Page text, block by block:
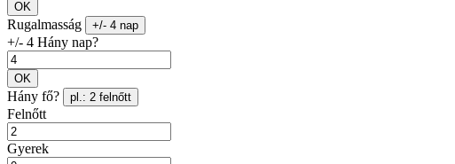
OK
Rugalmasság +/- 4 nap
+/- 4 Hány nap?
OK
Hány fő? pl.: 2 felnőtt
Felnőtt
Gyerek